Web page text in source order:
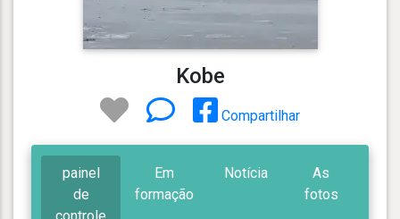
Kobe
Compartilhar
painel
de
controle
Em
formação
Notícia
As
fotos